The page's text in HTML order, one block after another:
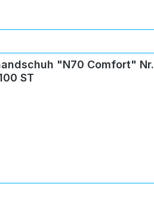
"N70 Comfort" Nr.
ST